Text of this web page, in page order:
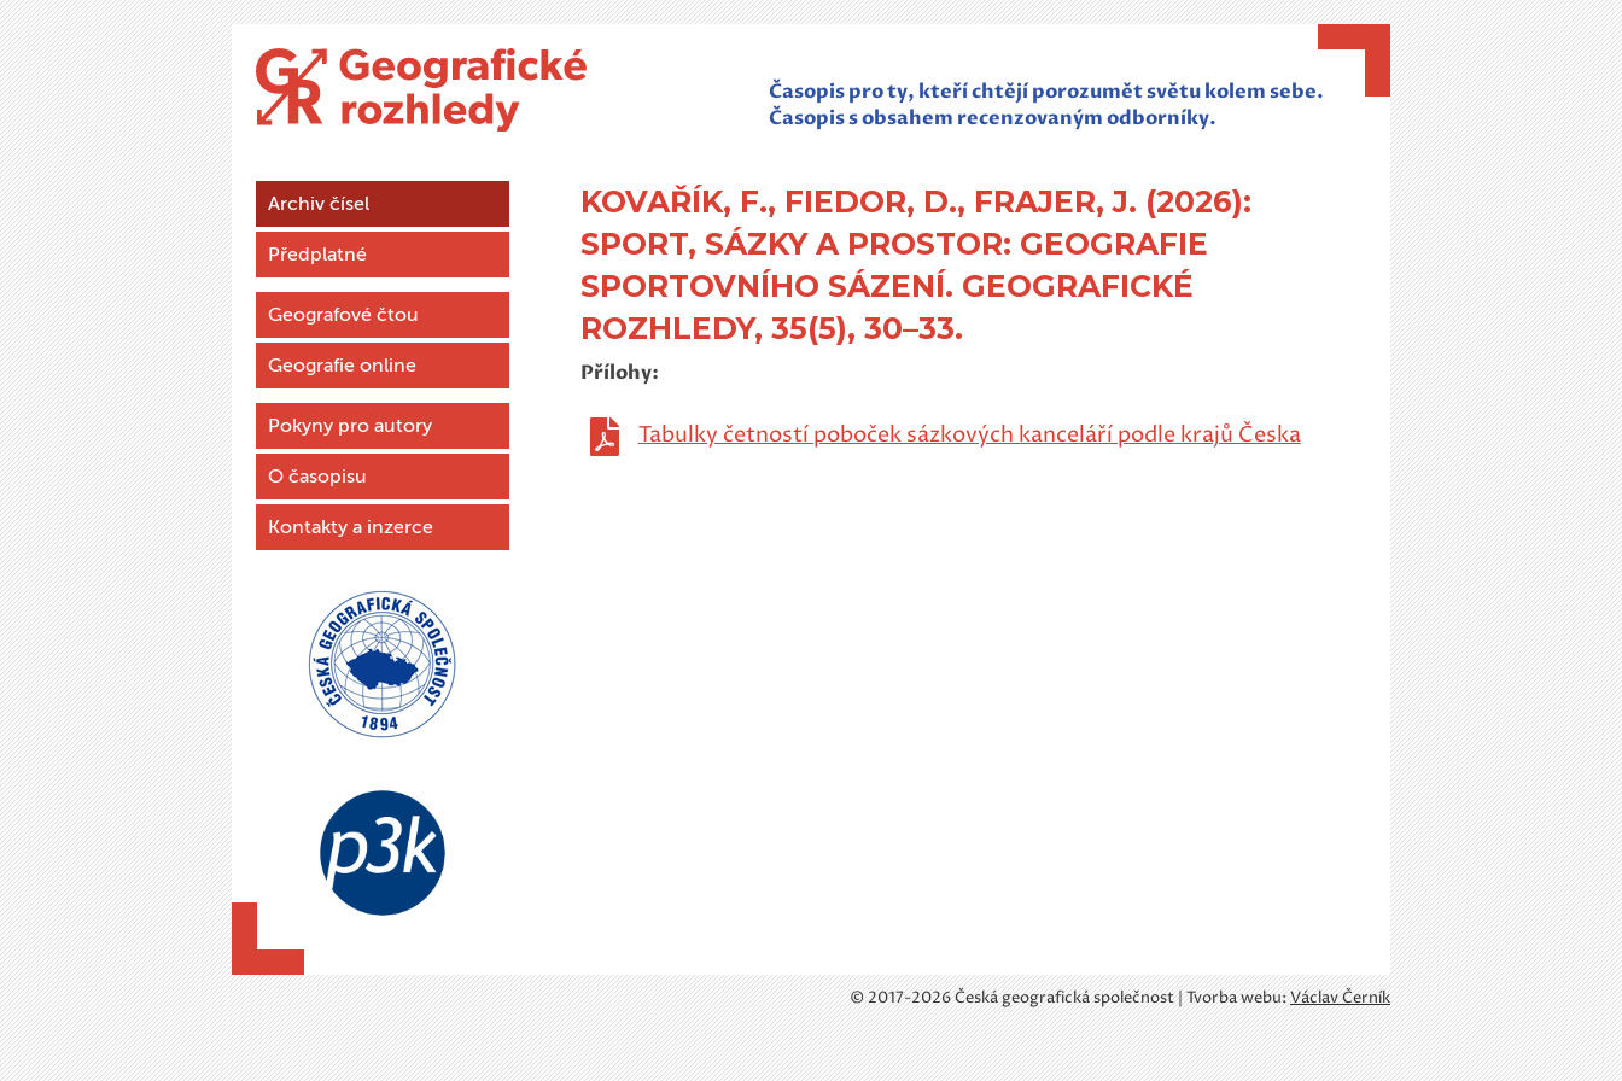
Časopis pro ty, kteří chtějí porozumět světu kolem sebe.
Časopis s obsahem recenzovaným odborníky.
Archiv čísel
Předplatné
Geografové čtou
Geografie online
Pokyny pro autory
O časopisu
Kontakty a inzerce
KOVAŘÍK, F., FIEDOR, D., FRAJER, J. (2026):
SPORT, SÁZKY A PROSTOR: GEOGRAFIE
SPORTOVNÍHO SÁZENÍ. GEOGRAFICKÉ
ROZHLEDY, 35(5), 30–33.
Přílohy:
Tabulky četností poboček sázkových kanceláří podle krajů Česka
© 2017-2026 Česká geografická společnost | Tvorba webu:Václav Černík